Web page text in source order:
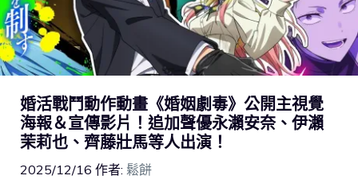
婚活戰鬥動作動畫《婚姻劇毒》公開主視覺
海報＆宣傳影片！追加聲優永瀨安奈、伊瀨
茉莉也、齊藤壯馬等人出演！
2025/12/16 作者: 鬆餅